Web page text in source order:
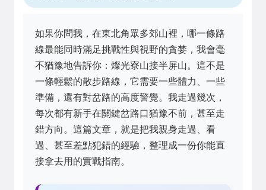
如果你問我，在東北角眾多郊山裡，哪一條路
線最能同時滿足挑戰性與視野的貪婪，我會毫
不猶豫地告訴你：燦光寮山接半屏山。這不是
一條輕鬆的散步路線，它需要一些體力、一些
準備，還有對岔路的高度警覺。我走過幾次，
每次都有新手在關鍵岔路口猶豫不前，甚至走
錯方向。這篇文章，就是把我親身走過、看
過、甚至差點犯錯的經驗，整理成一份你能直
接拿去用的實戰指南。